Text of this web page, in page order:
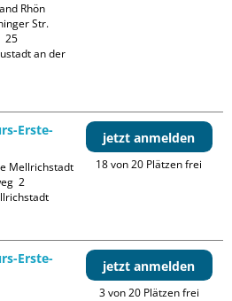
Rhön
Str.
25
an der
Erste-
Mellrichstadt
2
jetzt anmelden
18 von 20 Plätzen frei
Erste-
jetzt anmelden
3 von 20 Plätzen frei